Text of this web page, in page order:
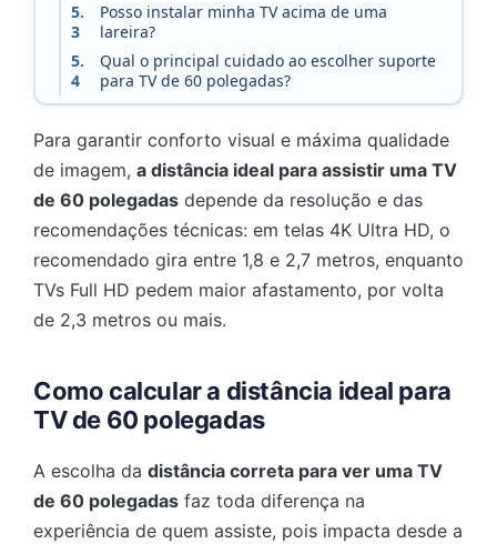
5.
3
Posso instalar minha TV acima de uma
lareira?
5.
4
Qual o principal cuidado ao escolher suporte
para TV de 60 polegadas?
Para garantir conforto visual e máxima qualidade
de imagem, a distância ideal para assistir uma TV
de 60 polegadas depende da resolução e das
recomendações técnicas: em telas 4K Ultra HD, o
recomendado gira entre 1,8 e 2,7 metros, enquanto
TVs Full HD pedem maior afastamento, por volta
de 2,3 metros ou mais.
Como calcular a distância ideal para
TV de 60 polegadas
A escolha da distância correta para ver uma TV
de 60 polegadas faz toda diferença na
experiência de quem assiste, pois impacta desde a